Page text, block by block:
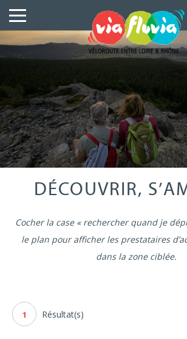
DÉCOUVRIR,
Cocher la case « rechercher quand je
le plan pour afficher les prestataires
dans la zone ciblée.
1 Résultat(s)